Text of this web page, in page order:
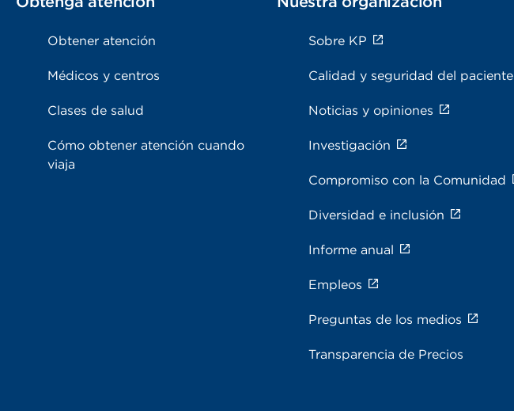
Obtener atención
Médicos y centros
Clases de salud
Cómo obtener atención cuando
viaja
Sobre KP
Calidad y seguridad del paciente
Noticias y opiniones
Investigación
Compromiso con la Comunidad
Diversidad e inclusión
Informe anual
Empleos
Preguntas de los medios
Transparencia de Precios